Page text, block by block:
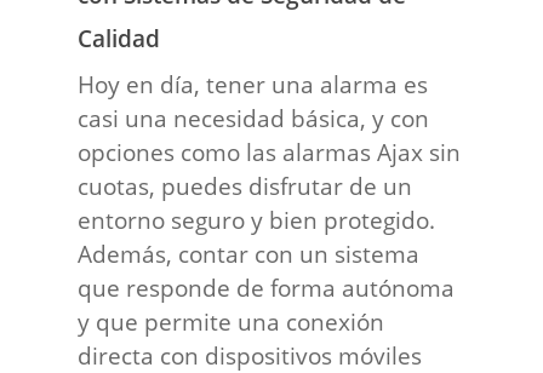
Calidad
Hoy en día, tener una alarma es
casi una necesidad básica, y con
opciones como las alarmas Ajax sin
cuotas, puedes disfrutar de un
entorno seguro y bien protegido.
Además, contar con un sistema
que responde de forma autónoma
y que permite una conexión
directa con dispositivos móviles